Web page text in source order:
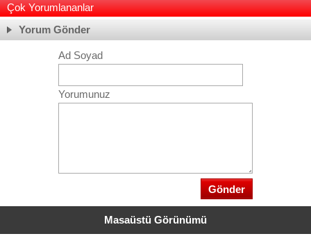
Çok Yorumlananlar
Yorum Gönder
Ad Soyad
Yorumunuz
Masaüstü Görünümü